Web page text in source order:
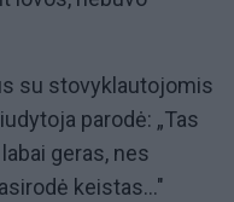
su stovyklautojomis
parodė: „Tas
geras, nes
keistas..."